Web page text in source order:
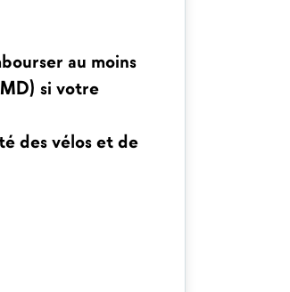
au moins
si votre
des vélos et de